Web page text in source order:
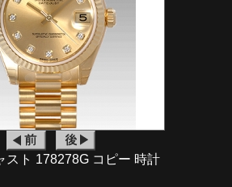
スト 178278G コピー 時計